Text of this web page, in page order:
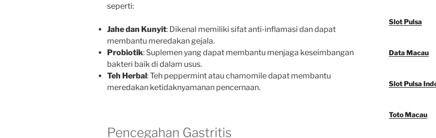
seperti:
Jahe dan Kunyit: Dikenal memiliki sifat anti-inflamasi dan dapat
membantu meredakan gejala.
Probiotik: Suplemen yang dapat membantu menjaga keseimbangan
bakteri baik di dalam usus.
Teh Herbal: Teh peppermint atau chamomile dapat membantu
meredakan ketidaknyamanan pencernaan.
Pencegahan Gastritis
Slot Pulsa
Data Macau
Slot Pulsa
Toto Macau